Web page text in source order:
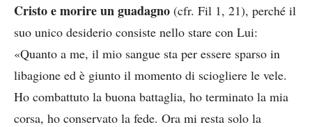
Cristo e morire un guadagno (cfr. Fil 1, 21), perché il
suo unico desiderio consiste nello stare con Lui:
«Quanto a me, il mio sangue sta per essere sparso in
libagione ed è giunto il momento di sciogliere le vele.
Ho combattuto la buona battaglia, ho terminato la mia
corsa, ho conservato la fede. Ora mi resta solo la